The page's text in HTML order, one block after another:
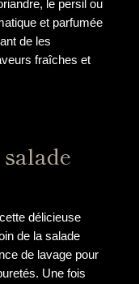
le persil ou
et parfumée
de les
fraîches et
délicieuse
de la salade
de lavage pour
Une fois